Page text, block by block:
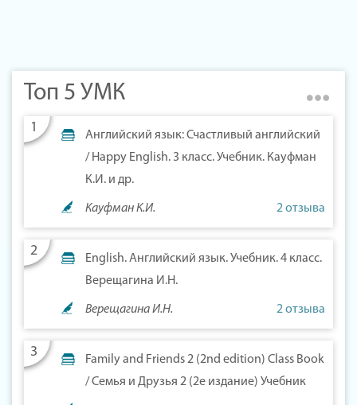
Топ 5 УМК
Английский язык: Счастливый английский
/ Happy English. 3 класс. Учебник. Кауфман
К.И. и др.
Кауфман К.И. 2 отзыва
English. Английский язык. Учебник. 4 класс.
Верещагина И.Н.
Верещагина И.Н. 2 отзыва
Family and Friends 2 (2nd edition) Class Book
/ Семья и Друзья 2 (2е издание) Учебник